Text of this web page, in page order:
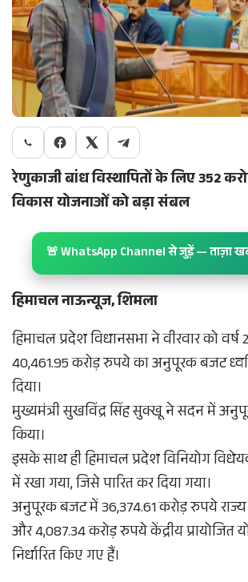
रेणुकाजी बांध विस्थापितों के लिए 352
विकास योजनाओं को बड़ा संबल
🚨 WhatsApp Channel से जुड़ें — ताज़ा
हिमाचल नाऊन्यूज, शिमला
हिमाचल प्रदेश विधानसभा ने वीरवार को
40,461.95 करोड़ रुपये का अनुपूरक बजट
दिया।
मुख्यमंत्री सुखविंद्र सिंह सुक्खू ने सदन में
किया।
इसके साथ ही हिमाचल प्रदेश विनियोग
में रखा गया, जिसे पारित कर दिया गया।
अनुपूरक बजट में 36,374.61 करोड़ रुपये
और 4,087.34 करोड़ रुपये केंद्रीय
निर्धारित किए गए हैं।